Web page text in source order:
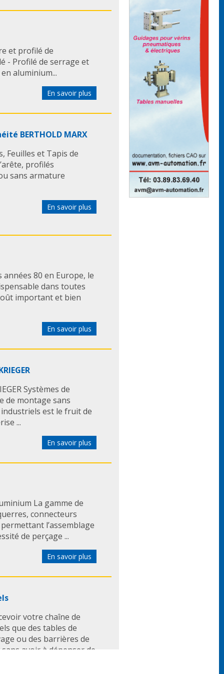
et profilé de
- Profilé de serrage et
aluminium...
En savoir plus
BERTHOLD MARX
Feuilles et Tapis de
profilés
sans armature
En savoir plus
années 80 en Europe, le
dans toutes
important et bien
En savoir plus
Systèmes de
de montage sans
est le fruit de
...
En savoir plus
La gamme de
connecteurs
l’assemblage
de perçage ...
En savoir plus
votre chaîne de
que des tables de
ou des barrières de
avoir à dépenser de